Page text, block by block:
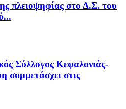
πλειοψηφίας στο Δ.Σ. του
Σύλλογος Κεφαλονιάς-
συμμετάσχει στις